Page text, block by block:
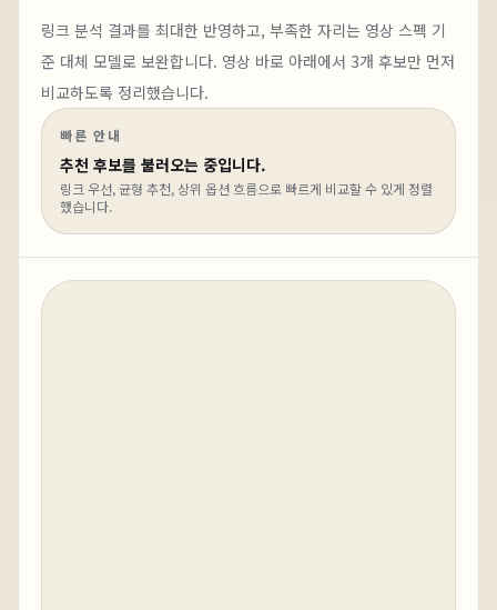
링크 분석 결과를 최대한 반영하고, 부족한 자리는 영상 스펙 기
준 대체 모델로 보완합니다. 영상 바로 아래에서 3개 후보만 먼저
비교하도록 정리했습니다.
빠른 안내
추천 후보를 불러오는 중입니다.
링크 우선, 균형 추천, 상위 옵션 흐름으로 빠르게 비교할 수 있게 정렬
했습니다.